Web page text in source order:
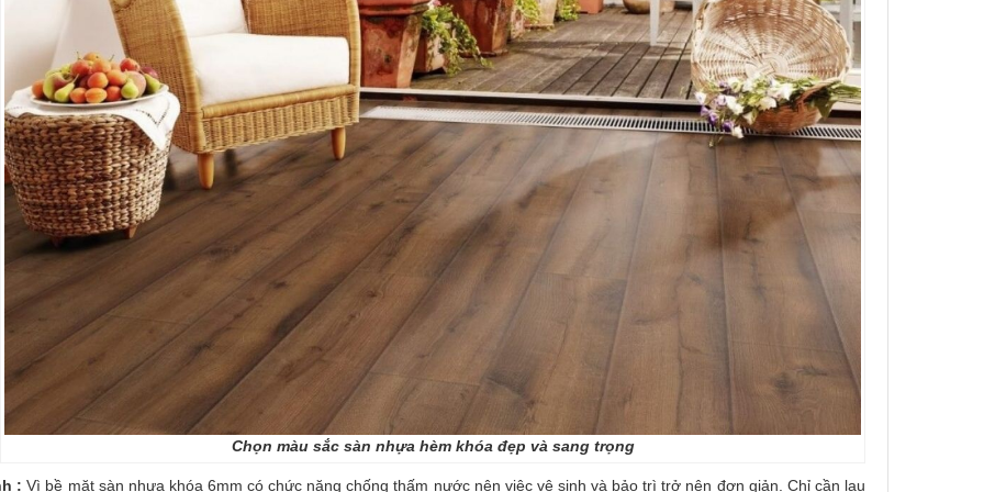
Chọn màu sắc sàn nhựa hèm khóa đẹp và sang trọng
: Vì bề mặt sàn nhựa khóa 6mm có chức năng chống thấm nước nên việc vệ sinh và bảo trì trở nên đơn giản. Chỉ cần lau